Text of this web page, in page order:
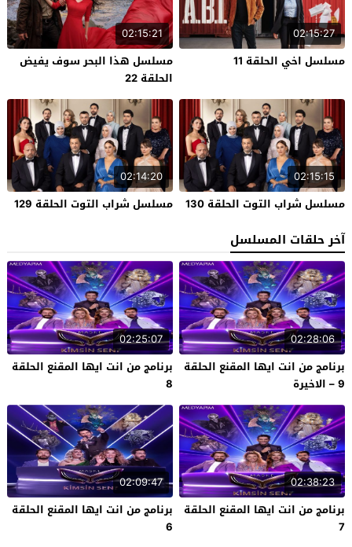
02:15:27
مسلسل اخي الحلقة 11
02:15:21
مسلسل هذا البحر سوف يفيض
الحلقة 22
02:15:15
مسلسل شراب التوت الحلقة 130
02:14:20
مسلسل شراب التوت الحلقة 129
آخر حلقات المسلسل
02:28:06
برنامج من انت ايها المقنع الحلقة
9 – الاخيرة
02:25:07
برنامج من انت ايها المقنع الحلقة
8
02:38:23
برنامج من انت ايها المقنع الحلقة
7
02:09:47
برنامج من انت ايها المقنع الحلقة
6